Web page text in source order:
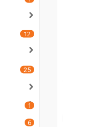
12
25
1
6